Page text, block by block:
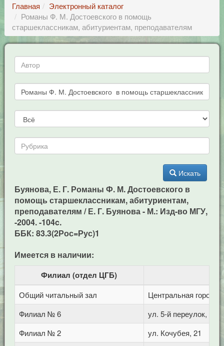
Главная
Электронный каталог
Романы Ф. М. Достоевского в помощь
старшеклассникам, абитуриентам, преподавателям
Искать
Буянова, Е. Г. Романы Ф. М. Достоевского в
помощь старшеклассникам, абитуриентам,
преподавателям / Е. Г. Буянова - М.: Изд-во МГУ,
-2004. -104c.
ББК: 83.3(2Рос=Рус)1
Имеется в наличии:
Филиал (отдел ЦГБ)
Общий читальный зал
Центральная
Филиал № 6
ул. 5-й переулок, 1
Филиал № 2
ул. Кочубея, 21